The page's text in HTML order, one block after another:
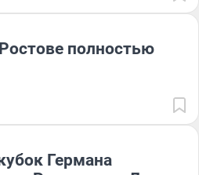
полностью
Германа